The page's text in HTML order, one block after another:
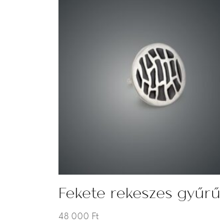
Fekete rekeszes gyűrű
48 000 Ft